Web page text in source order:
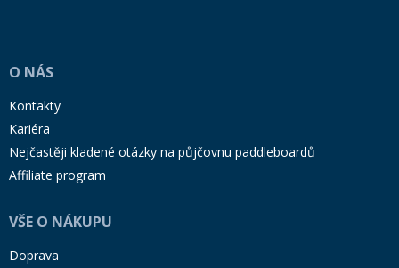
O NÁS
Kontakty
Kariéra
Nejčastěji kladené otázky na půjčovnu paddleboardů
Affiliate program
VŠE O NÁKUPU
Doprava